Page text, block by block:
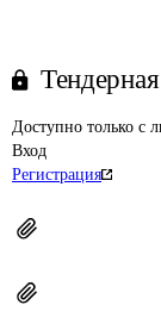
Доступно только с
Вход
Регистрация